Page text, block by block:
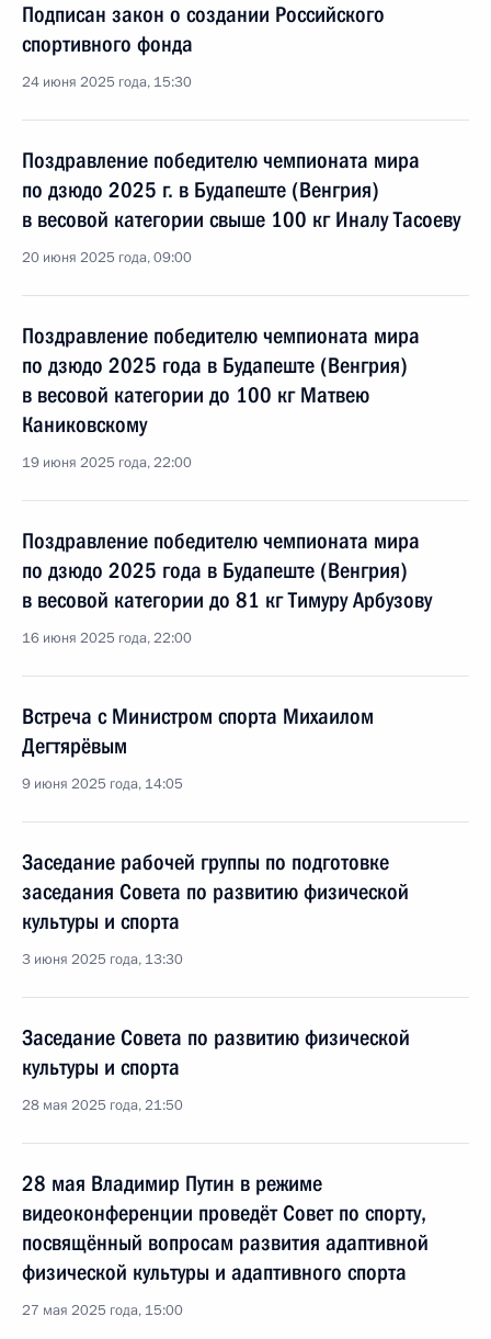
Подписан закон о создании Российского
спортивного фонда
24 июня 2025 года, 15:30
Поздравление победителю чемпионата мира
по дзюдо 2025 г. в Будапеште (Венгрия)
в весовой категории свыше 100 кг Иналу Тасоеву
20 июня 2025 года, 09:00
Поздравление победителю чемпионата мира
по дзюдо 2025 года в Будапеште (Венгрия)
в весовой категории до 100 кг Матвею
Каниковскому
19 июня 2025 года, 22:00
Поздравление победителю чемпионата мира
по дзюдо 2025 года в Будапеште (Венгрия)
в весовой категории до 81 кг Тимуру Арбузову
16 июня 2025 года, 22:00
Встреча с Министром спорта Михаилом
Дегтярёвым
9 июня 2025 года, 14:05
Заседание рабочей группы по подготовке
заседания Совета по развитию физической
культуры и спорта
3 июня 2025 года, 13:30
Заседание Совета по развитию физической
культуры и спорта
28 мая 2025 года, 21:50
28 мая Владимир Путин в режиме
видеоконференции проведёт Совет по спорту,
посвящённый вопросам развития адаптивной
физической культуры и адаптивного спорта
27 мая 2025 года, 15:00